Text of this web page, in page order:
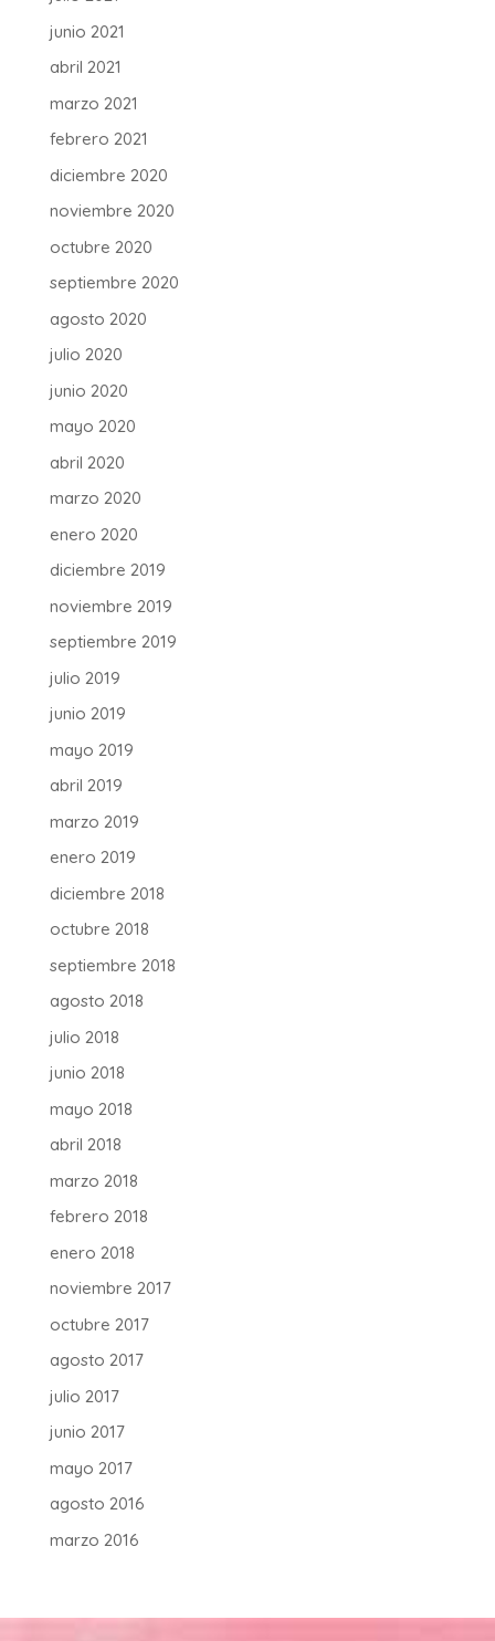
junio 2021
abril 2021
marzo 2021
febrero 2021
diciembre 2020
noviembre 2020
octubre 2020
septiembre 2020
agosto 2020
julio 2020
junio 2020
mayo 2020
abril 2020
marzo 2020
enero 2020
diciembre 2019
noviembre 2019
septiembre 2019
julio 2019
junio 2019
mayo 2019
abril 2019
marzo 2019
enero 2019
diciembre 2018
octubre 2018
septiembre 2018
agosto 2018
julio 2018
junio 2018
mayo 2018
abril 2018
marzo 2018
febrero 2018
enero 2018
noviembre 2017
octubre 2017
agosto 2017
julio 2017
junio 2017
mayo 2017
agosto 2016
marzo 2016